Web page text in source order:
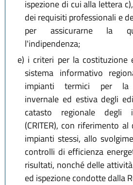
ispezione di cui alla lettera
dei requisiti professionali e
per assicurarne la
l'indipendenza;
e) i criteri per la costituzione
sistema informativo
impianti termici per la
invernale ed estiva degli
catasto regionale degli
(CRITER), con riferimento
impianti stessi, allo
controlli di efficienza
risultati, nonché delle
ed ispezione condotte dalla